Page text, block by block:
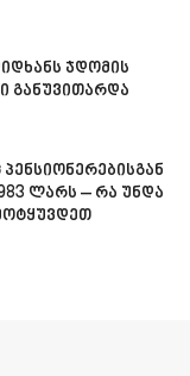
ჯდომის
განუვითარდა
ლარს – რა უნდა